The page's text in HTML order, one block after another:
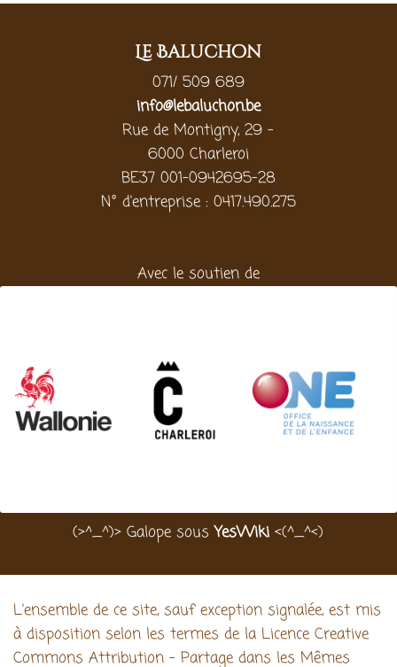
Le Baluchon
071/ 509 689
info@lebaluchon.be
Rue de Montigny, 29 -
6000 Charleroi
BE37 001-0942695-28
N° d'entreprise : 0417.490.275
Avec le soutien de
(>^_^)> Galope sousYesWiki <(^_^<)
L'ensemble de ce site, sauf exception signalée, est mis
à disposition selon les termes de la Licence Creative
Commons Attribution - Partage dans les Mêmes